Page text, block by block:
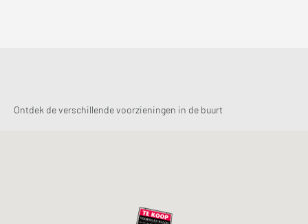
Ontdek de verschillende voorzieningen in de buurt